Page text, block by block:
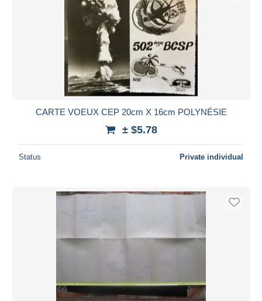
CARTE VOEUX CEP 20cm X 16cm POLYNÉSIE
± $5.78
Status Private individual